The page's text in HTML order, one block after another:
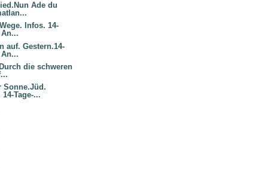
Ade du
Infos. 14-
An...
auf. Gestern.14-
An...
die schweren
Sonne.Jüd.
Tage-...